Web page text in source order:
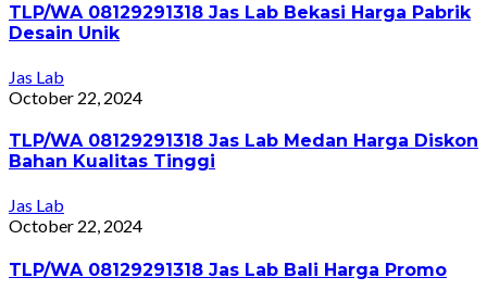
TLP/WA 08129291318 Jas Lab Bekasi Harga Pabrik
Desain Unik
Jas Lab
October 22, 2024
TLP/WA 08129291318 Jas Lab Medan Harga Diskon
Bahan Kualitas Tinggi
Jas Lab
October 22, 2024
TLP/WA 08129291318 Jas Lab Bali Harga Promo